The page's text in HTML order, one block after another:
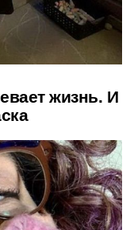
жизнь. И